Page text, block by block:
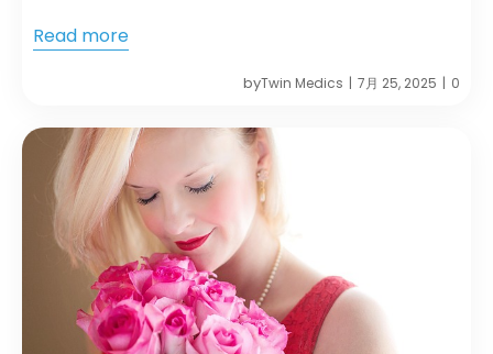
Read more
byTwin Medics | 7月 25, 2025 | 0